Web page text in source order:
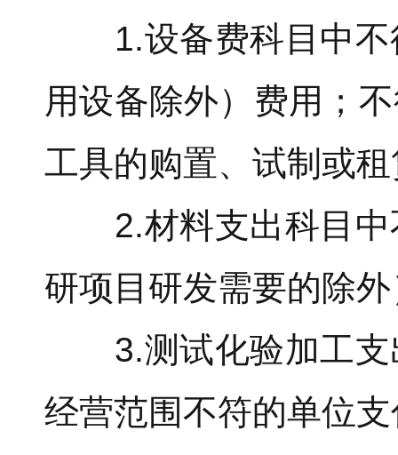
1.设备费科目中不
用设备除外）费用；
工具的购置、试制或
2.材料支出科目中
研项目研发需要的除
3.测试化验加工支
经营范围不符的单位